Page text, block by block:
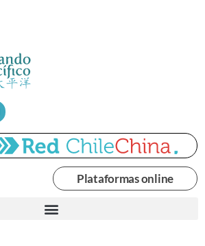
Plataformas online